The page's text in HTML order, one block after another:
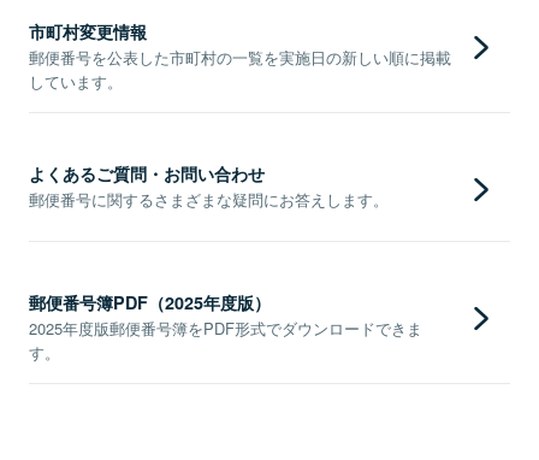
市町村変更情報
郵便番号を公表した市町村の一覧を実施日の新しい順に掲載
しています。
よくあるご質問・お問い合わせ
郵便番号に関するさまざまな疑問にお答えします。
郵便番号簿PDF（2025年度版）
2025年度版郵便番号簿をPDF形式でダウンロードできま
す。